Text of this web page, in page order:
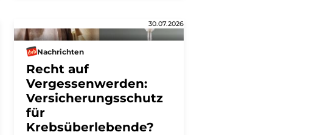
30.07.2026
Nachrichten
Recht auf
Vergessenwerden:
Versicherungsschutz
für
Krebsüberlebende?